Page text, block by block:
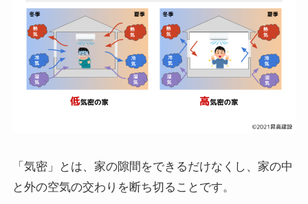
「気密」とは、家の隙間をできるだけなくし、家の中
と外の空気の交わりを断ち切ることです。